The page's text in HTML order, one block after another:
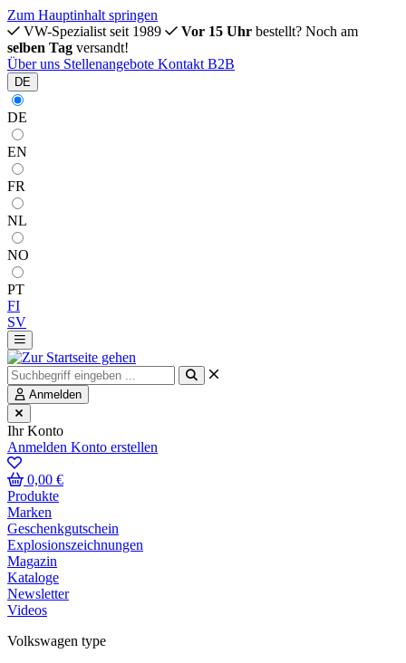
Zum Hauptinhalt springen
VW-Spezialist seit 1989
Vor 15 Uhr bestellt? Noch am
selben Tag versandt!
Über uns Stellenangebote Kontakt B2B
DE
DE
EN
FR
NL
NO
PT
FI
SV
Anmelden
Ihr Konto
Anmelden Konto erstellen
0,00 €
Produkte
Marken
Geschenkgutschein
Explosionszeichnungen
Magazin
Kataloge
Newsletter
Videos
Volkswagen type